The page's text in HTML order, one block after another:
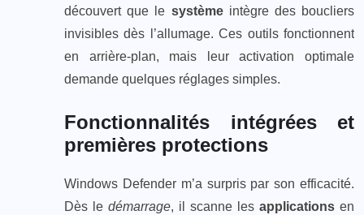
découvert que le systèmeintègre des boucliers
invisibles dès l’allumage. Ces outils fonctionnent
en arrière-plan, mais leur activation optimale
demande quelques réglages simples.
Fonctionnalités intégrées et
premières protections
Windows Defender m’a surpris par son efficacité.
Dès le démarrage, il scanne les applications en